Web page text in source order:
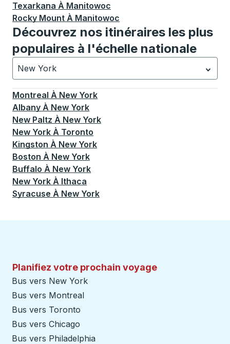
Texarkana À Manitowoc
Rocky Mount À Manitowoc
Découvrez nos itinéraires les plus
populaires à l'échelle nationale
New York
Actuellement sélectionné: New York.La sélection est
Montreal À New York
Albany À New York
New Paltz À New York
New York À Toronto
Kingston À New York
Boston À New York
Buffalo À New York
New York À Ithaca
Syracuse À New York
Planifiez votre prochain voyage
Bus vers New York
Bus vers Montreal
Bus vers Toronto
Bus vers Chicago
Bus vers Philadelphia